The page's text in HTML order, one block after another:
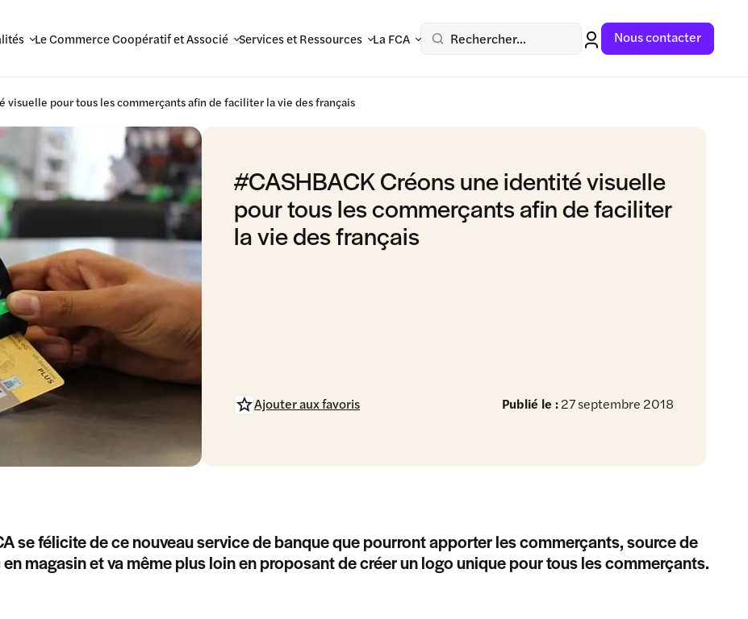
Le Commerce Coopératif et Associé Services et Ressources La FCA Rechercher... Nous contacter
visuelle pour tous les commerçants afin de faciliter la vie des français
#CASHBACK Créons une identité visuelle
pour tous les commerçants afin de faciliter
la vie des français
Publié le :27 septembre 2018
Ajouter aux favoris
se félicite de ce nouveau service de banque que pourront apporter les commerçants, source de
magasin et va même plus loin en proposant de créer un logo unique pour tous les commerçants.